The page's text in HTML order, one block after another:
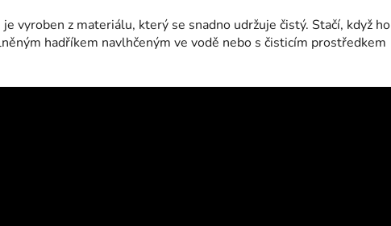
vyroben z materiálu, který se snadno udržuje čistý. Stačí, když ho
hadříkem navlhčeným ve vodě nebo s čisticím prostředkem